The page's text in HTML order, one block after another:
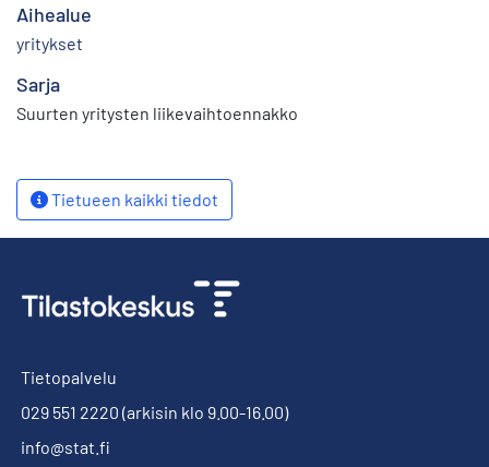
Aihealue
yritykset
Sarja
Suurten yritysten liikevaihtoennakko
Tietueen kaikki tiedot
Tietopalvelu
029 551 2220 (arkisin klo 9.00-16.00)
info@stat.fi